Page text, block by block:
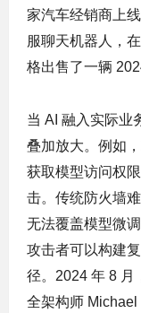
家汽车经销商上
服聊天机器人，
格出售了一辆
当 AI 融入实际业
叠加放大。例如
获取模型访问权
击。传统防火墙
无法覆盖模型微
攻击者可以构建
径。2024 年 8 月
全架构师